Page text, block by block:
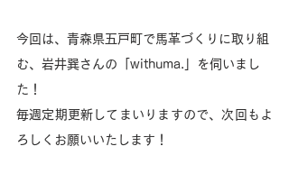
今回は、青森県五戸町で馬革づくりに取り組
む、岩井巽さんの「withuma.」を伺いまし
た！
毎週定期更新してまいりますので、次回もよ
ろしくお願いいたします！